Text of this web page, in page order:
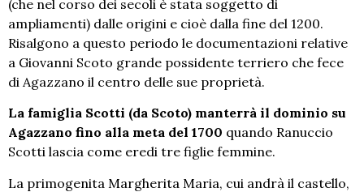
(che nel corso dei secoli è stata soggetto di
ampliamenti) dalle origini e cioè dalla fine del 1200.
Risalgono a questo periodo le documentazioni relative
a Giovanni Scoto grande possidente terriero che fece
di Agazzano il centro delle sue proprietà.
La famiglia Scotti (da Scoto) manterrà il dominio su
Agazzano fino alla meta del 1700 quando Ranuccio
Scotti lascia come eredi tre figlie femmine.
La primogenita Margherita Maria, cui andrà il castello,